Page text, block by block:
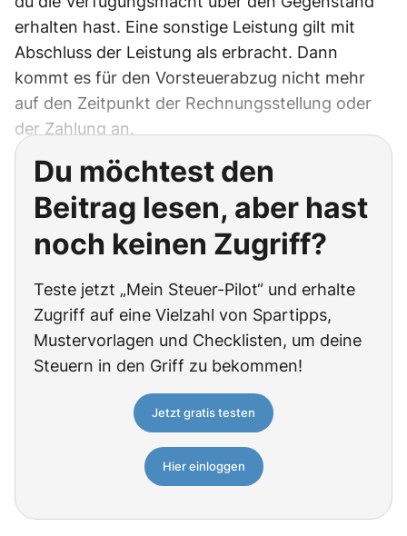
erhalten hast. Eine sonstige Leistung gilt mit
Abschluss der Leistung als erbracht. Dann
kommt es für den Vorsteuerabzug nicht mehr
auf den Zeitpunkt der Rechnungsstellung oder
der Zahlung an.
Du möchtest den
Beitrag lesen, aber hast
noch keinen Zugriff?
Teste jetzt „Mein Steuer-Pilot“ und erhalte
Zugriff auf eine Vielzahl von Spartipps,
Mustervorlagen und Checklisten, um deine
Steuern in den Griff zu bekommen!
Jetzt gratis testen
Hier einloggen